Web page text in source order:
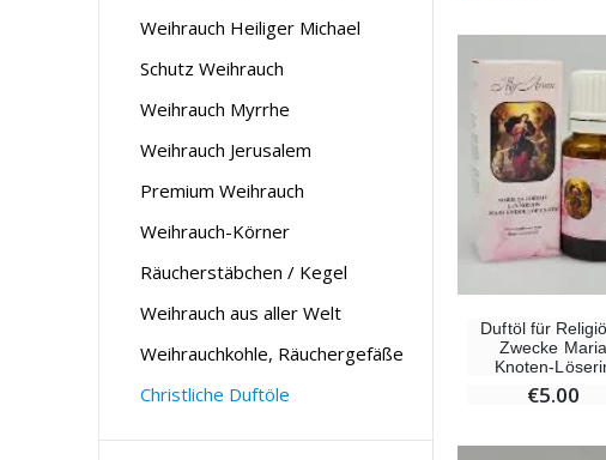
Duftöl für
Zwecke Maria
Knoten-
€5.00
Weihrauch Heiliger Michael
Schutz Weihrauch
Weihrauch Myrrhe
Weihrauch Jerusalem
Premium Weihrauch
Weihrauch-Körner
Räucherstäbchen / Kegel
Weihrauch aus aller Welt
Weihrauchkohle, Räuchergefäße
Christliche Duftöle